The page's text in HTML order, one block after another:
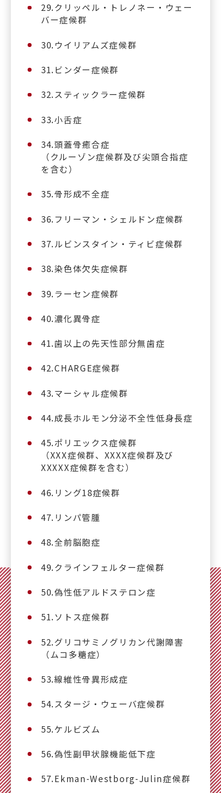
29.クリッペル・トレノネー・ウェー
バー症候群
30.ウイリアムズ症候群
31.ビンダー症候群
32.スティックラー症候群
33.小舌症
34.頭蓋骨癒合症
（クルーゾン症候群及び尖頭合指症
を含む）
35.骨形成不全症
36.フリーマン・シェルドン症候群
37.ルビンスタイン・ティビ症候群
38.染色体欠失症候群
39.ラーセン症候群
40.濃化異骨症
41.歯以上の先天性部分無歯症
42.CHARGE症候群
43.マーシャル症候群
44.成長ホルモン分泌不全性低身長症
45.ポリエックス症候群
（XXX症候群、XXXX症候群及び
XXXXX症候群を含む）
46.リング18症候群
47.リンパ管腫
48.全前脳胞症
49.クラインフェルター症候群
50.偽性低アルドステロン症
51.ソトス症候群
52.グリコサミノグリカン代謝障害
（ムコ多糖症）
53.線維性骨異形成症
54.スタージ・ウェーバ症候群
55.ケルビズム
56.偽性副甲状腺機能低下症
57.Ekman-Westborg-Julin症候群